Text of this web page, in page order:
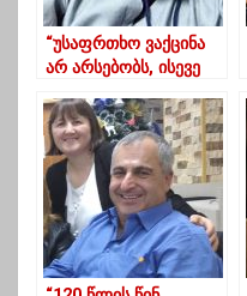
“უსაფრთხო ვაქცინა
არ არსებობს, ისევე
უსაფრთხო
თვითმფრინავი”